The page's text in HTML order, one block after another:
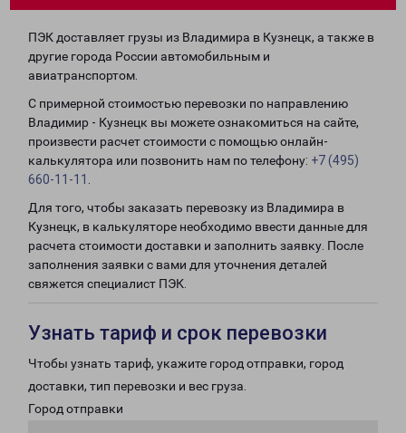
ПЭК доставляет грузы из Владимира в Кузнецк, а также в
другие города России автомобильным и
авиатранспортом.
С примерной стоимостью перевозки по направлению
Владимир - Кузнецк вы можете ознакомиться на сайте,
произвести расчет стоимости с помощью онлайн-
калькулятора или позвонить нам по телефону: +7 (495)
660-11-11
Для того, чтобы заказать перевозку из Владимира в
Кузнецк, в калькуляторе необходимо ввести данные для
расчета стоимости доставки и заполнить заявку. После
заполнения заявки с вами для уточнения деталей
свяжется специалист ПЭК.
Узнать тариф и срок перевозки
Чтобы узнать тариф, укажите город отправки, город
доставки, тип перевозки и вес груза.
Город отправки